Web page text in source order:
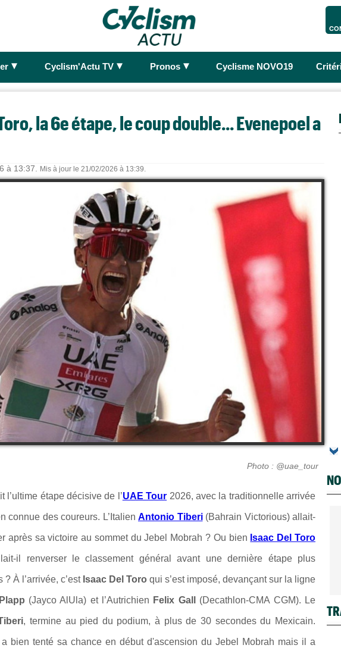
► Cyclism'Actu TV ► Pronos ► Cyclisme NOVO19
la 6e étape, le coup double... Evenepoel a
à 13:37. Mis à jour le 21/02/2026 à 13:39.
Photo : @uae_tour
l’ultime étape décisive de l’UAE Tour 2026, avec la traditionnelle arrivée
connue des coureurs. L’Italien Antonio Tiberi(Bahrain Victorious) allait-
après sa victoire au sommet du Jebel Mobrah ? Ou bien Isaac Del Toro
il renverser le classement général avant une dernière étape plus
À l’arrivée, c’est Isaac Del Toro qui s’est imposé, devançant sur la ligne
(Jayco AlUla) et l’Autrichien Felix Gall (Decathlon-CMA CGM). Le
, termine au pied du podium, à plus de 30 secondes du Mexicain.
bien tenté sa chance en début d'ascension du Jebel Mobrah mais il a